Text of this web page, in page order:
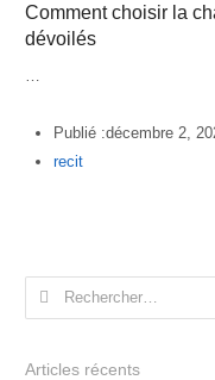
Comment choisir la
dévoilés
Publié :décembre 2,
Author
recit
Rechercher :
Articles récents